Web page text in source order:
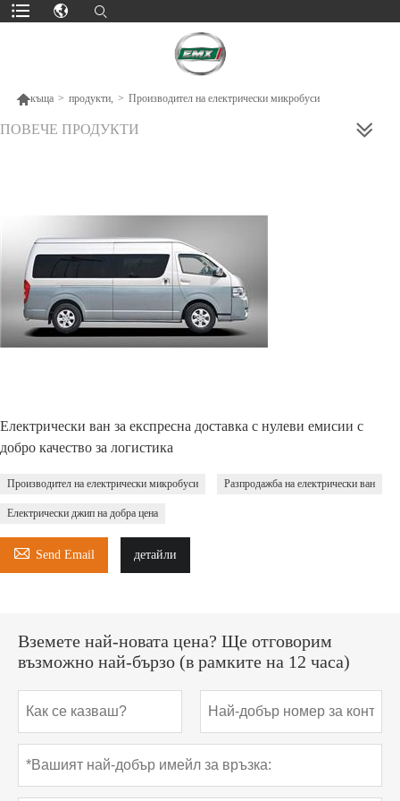
къща > продукти, > Производител на електрически микробуси
ПОВЕЧЕ ПРОДУКТИ
Електрически ван за експресна доставка с нулеви емисии с
добро качество за логистика
Производител на електрически микробуси Разпродажба на електрически ван
Електрически джип на добра цена
 Send Email детайли
Вземете най-новата цена? Ще отговорим
възможно най-бързо (в рамките на 12 часа)